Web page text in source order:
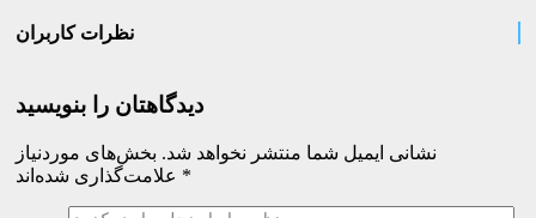
نظرات کاربران
دیدگاهتان را بنویسید
نشانی ایمیل شما منتشر نخواهد شد. بخش‌های موردنیاز
*